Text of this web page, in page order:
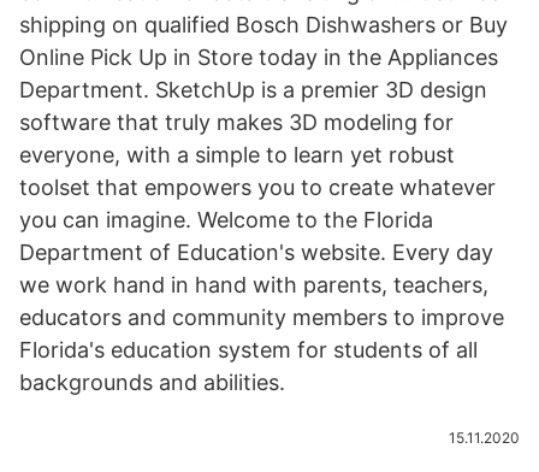
shipping on qualified Bosch Dishwashers or Buy
Online Pick Up in Store today in the Appliances
Department. SketchUp is a premier 3D design
software that truly makes 3D modeling for
everyone, with a simple to learn yet robust
toolset that empowers you to create whatever
you can imagine. Welcome to the Florida
Department of Education's website. Every day
we work hand in hand with parents, teachers,
educators and community members to improve
Florida's education system for students of all
backgrounds and abilities.
15.11.2020